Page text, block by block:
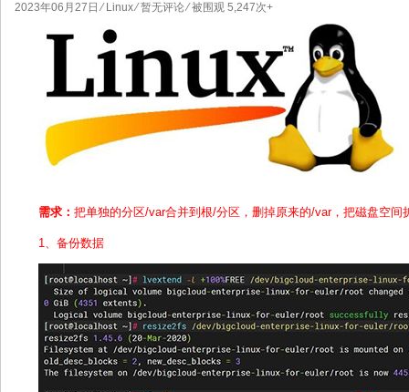
国产化操作系统欧拉openEuler编 国产化操作系统Anolis OS编
2023年06月27日 ⁄ Linux ⁄暂无评论⁄ 被围观 5,247次+
需求： 把单独的分区/var合并到根/分区，删掉原来的/var，把磁盘空间
1、备份数据